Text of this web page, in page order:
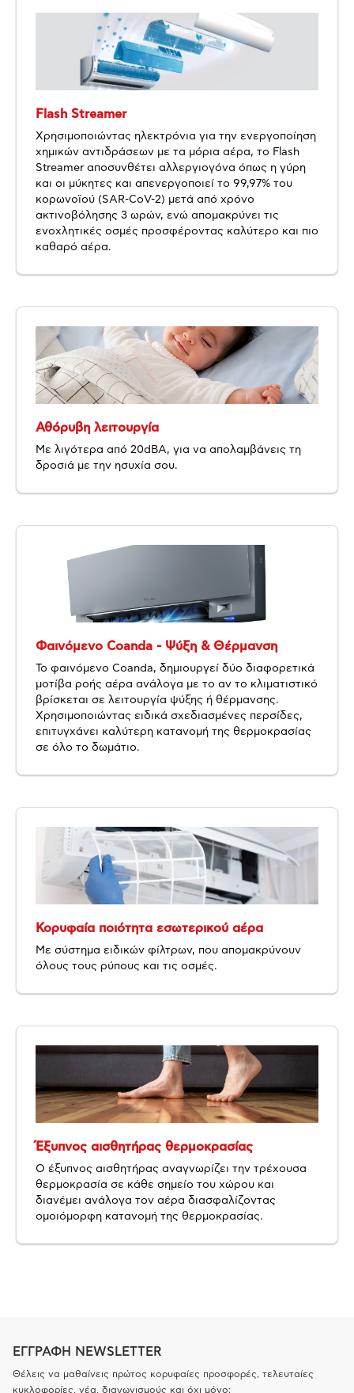
Flash Streamer
Χρησιμοποιώντας ηλεκτρόνια για την ενεργοποίηση
χημικών αντιδράσεων με τα μόρια αέρα, το Flash
Streamer αποσυνθέτει αλλεργιογόνα όπως η γύρη
και οι μύκητες και απενεργοποιεί το 99,97% του
κορωνοϊού (SAR-CoV-2) μετά από χρόνο
ακτινοβόλησης 3 ωρών, ενώ απομακρύνει τις
ενοχλητικές οσμές προσφέροντας καλύτερο και πιο
καθαρό αέρα.
Αθόρυβη λειτουργία
Με λιγότερα από 20dBA, για να απολαμβάνεις τη
δροσιά με την ησυχία σου.
Φαινόμενο Coanda - Ψύξη & Θέρμανση
Το φαινόμενο Coanda, δημιουργεί δύο διαφορετικά
μοτίβα ροής αέρα ανάλογα με το αν το κλιματιστικό
βρίσκεται σε λειτουργία ψύξης ή θέρμανσης.
Χρησιμοποιώντας ειδικά σχεδιασμένες περσίδες,
επιτυγχάνει καλύτερη κατανομή της θερμοκρασίας
σε όλο το δωμάτιο.
Κορυφαία ποιότητα εσωτερικού αέρα
Με σύστημα ειδικών φίλτρων, που απομακρύνουν
όλους τους ρύπους και τις οσμές.
Έξυπνος αισθητήρας θερμοκρασίας
Ο έξυπνος αισθητήρας αναγνωρίζει την τρέχουσα
θερμοκρασία σε κάθε σημείο του χώρου και
διανέμει ανάλογα τον αέρα διασφαλίζοντας
ομοιόμορφη κατανομή της θερμοκρασίας.
ΕΓΓΡΑΦΗ NEWSLETTER
Θέλεις να μαθαίνεις πρώτος κορυφαίες προσφορές, τελευταίες
κυκλοφορίες, νέα, διαγωνισμούς και όχι μόνο;